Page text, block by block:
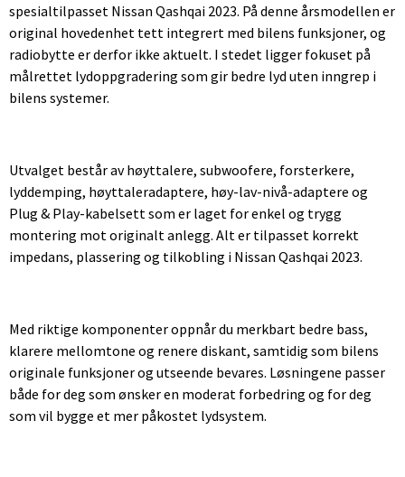
spesialtilpasset Nissan Qashqai 2023. På denne årsmodellen er
original hovedenhet tett integrert med bilens funksjoner, og
radiobytte er derfor ikke aktuelt. I stedet ligger fokuset på
målrettet lydoppgradering som gir bedre lyd uten inngrep i
bilens systemer.
Utvalget består av høyttalere, subwoofere, forsterkere,
lyddemping, høyttaleradaptere, høy-lav-nivå-adaptere og
Plug & Play-kabelsett som er laget for enkel og trygg
montering mot originalt anlegg. Alt er tilpasset korrekt
impedans, plassering og tilkobling i Nissan Qashqai 2023.
Med riktige komponenter oppnår du merkbart bedre bass,
klarere mellomtone og renere diskant, samtidig som bilens
originale funksjoner og utseende bevares. Løsningene passer
både for deg som ønsker en moderat forbedring og for deg
som vil bygge et mer påkostet lydsystem.